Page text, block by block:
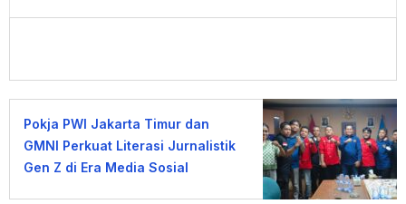
Pokja PWI Jakarta Timur dan
GMNI Perkuat Literasi Jurnalistik
Gen Z di Era Media Sosial